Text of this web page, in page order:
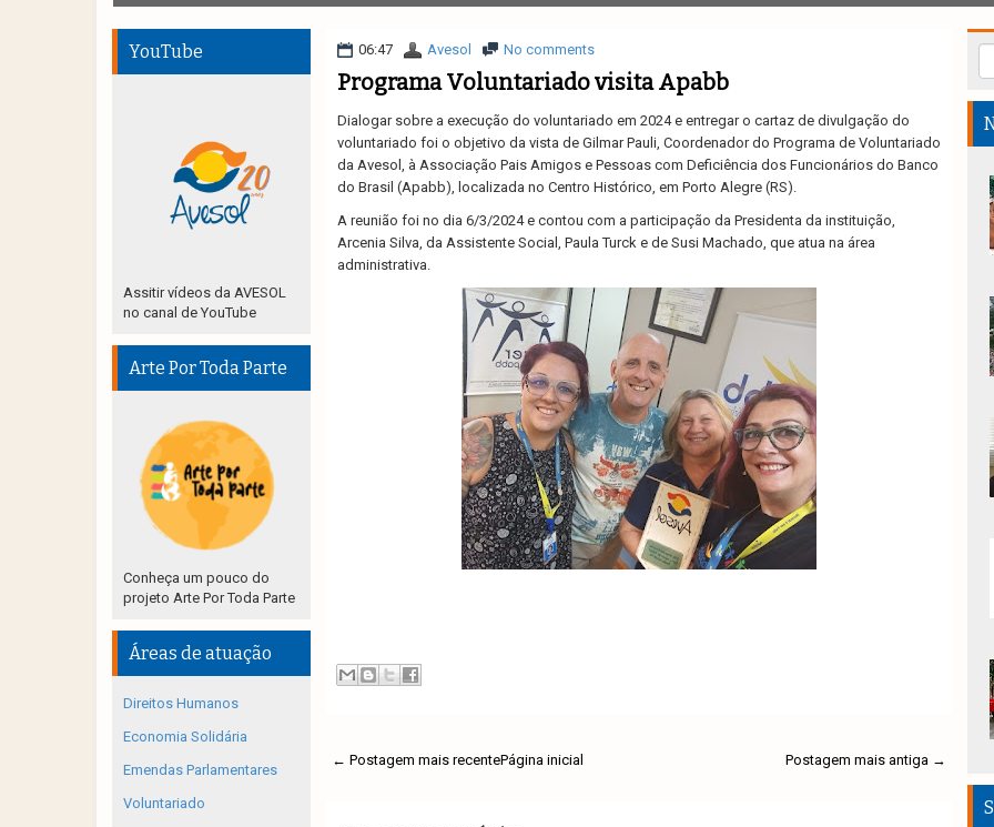
06:47 Avesol No comments
Programa Voluntariado visita Apabb
Dialogar sobre a execução do voluntariado em 2024 e entregar o cartaz de divulgação do
voluntariado foi o objetivo da vista de Gilmar Pauli, Coordenador do Programa de Voluntariado
da Avesol, à Associação Pais Amigos e Pessoas com Deficiência dos Funcionários do Banco
do Brasil (Apabb), localizada no Centro Histórico, em Porto Alegre (RS).
A reunião foi no dia 6/3/2024 e contou com a participação da Presidenta da instituição,
Arcenia Silva, da Assistente Social, Paula Turck e de Susi Machado, que atua na área
administrativa.
← Postagem mais recente Postagem mais antiga →
Página inicial
YouTube
Assitir vídeos da AVESOL
no canal de YouTube
Arte Por Toda Parte
Conheça um pouco do
projeto Arte Por Toda Parte
Áreas de atuação
Direitos Humanos
Economia Solidária
Emendas Parlamentares
Voluntariado